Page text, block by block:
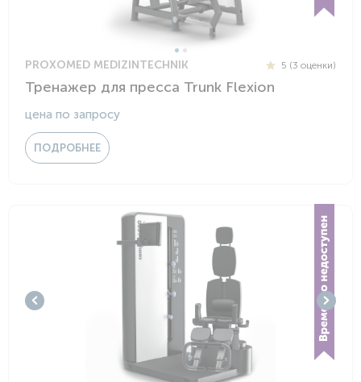
PROXOMED MEDIZINTECHNIK 5 (3 оценки)
Тренажер для пресса Trunk Flexion
цена по запросу
ПОДРОБНЕЕ